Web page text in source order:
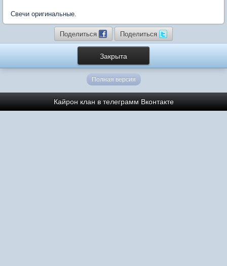
Свечи оригинальные.
Поделиться Поделиться
Закрыта
Полная версия
Кайрон клан в телеграмм Вконтакте